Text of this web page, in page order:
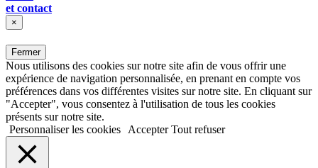
et contact
×
Fermer
Nous utilisons des cookies sur notre site afin de vous offrir une
expérience de navigation personnalisée, en prenant en compte vos
préférences dans vos différentes visites sur notre site. En cliquant sur
"Accepter", vous consentez à l'utilisation de tous les cookies
présents sur notre site.
Personnaliser les cookies
Accepter Tout refuser